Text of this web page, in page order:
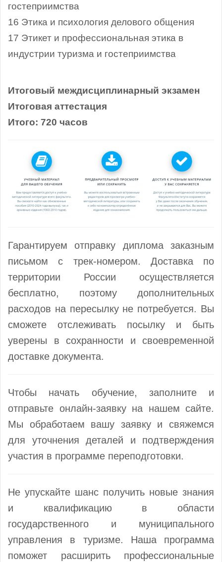
гостеприимства
16 Этика и психология делового общения
17 Этикет и профессиональная этика в
индустрии туризма и гостеприимства
Итоговый междисциплинарный экзамен
Итоговая аттестация
Итого: 720 часов
Гарантируем отправку диплома заказным
письмом с трек-номером. Доставка по
территории России осуществляется
бесплатно, поэтому дополнительных
расходов на пересылку не потребуется. Вы
сможете отслеживать посылку и быть
уверены в сохранности и своевременной
доставке документа.
Чтобы начать обучение, заполните и
отправьте онлайн-заявку на нашем сайте.
Мы обработаем вашу заявку и свяжемся
для уточнения деталей и подтверждения
участия в программе переподготовки.
Не упускайте шанс получить новые знания
и квалификацию в области
государственного и муниципального
управления в туризме. Наша программа
поможет расширить профессиональные